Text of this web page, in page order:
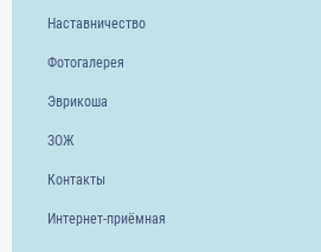
Наставничество
Фотогалерея
Эврикоша
ЗОЖ
Контакты
Интернет-приёмная